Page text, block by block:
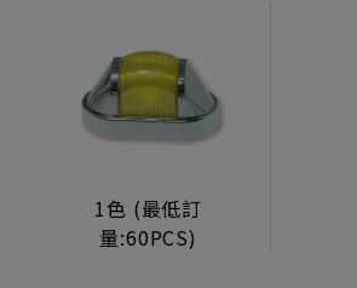
轉換卡
電子元件
1色 (最低訂
量:60PCS)